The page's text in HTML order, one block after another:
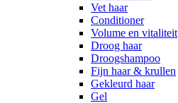
Vet haar
Conditioner
Volume en vitaliteit
Droog haar
Droogshampoo
Fijn haar & krullen
Gekleurd haar
Gel